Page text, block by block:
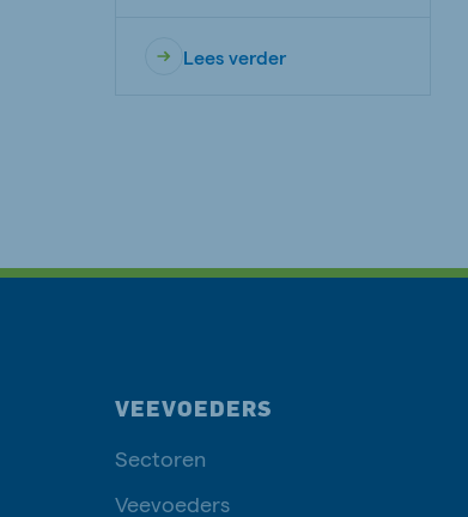
Lees verder
VEEVOEDERS
Sectoren
Veevoeders